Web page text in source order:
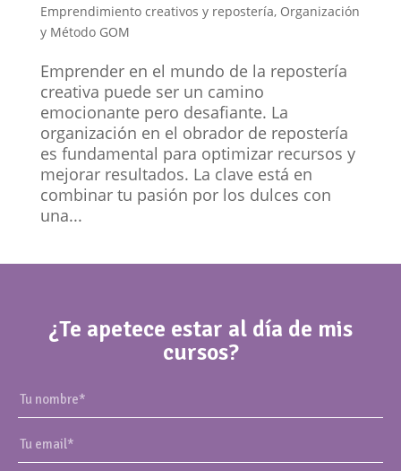
Emprendimiento creativos y repostería, Organización
y Método GOM
Emprender en el mundo de la repostería
creativa puede ser un camino
emocionante pero desafiante. La
organización en el obrador de repostería
es fundamental para optimizar recursos y
mejorar resultados. La clave está en
combinar tu pasión por los dulces con
una...
¿Te apetece estar al día de mis
cursos?